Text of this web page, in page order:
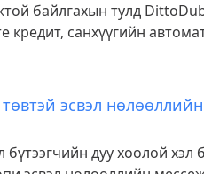
байлгахын тулд
санхүүгийн
эсвэл
дуу хоолой хэл